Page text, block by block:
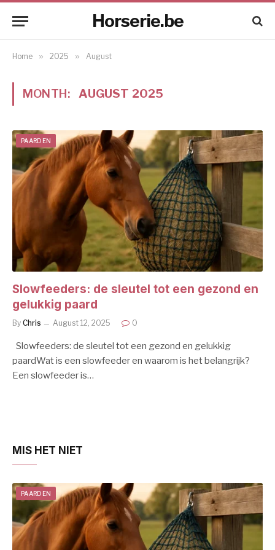
Horserie.be
Home » 2025 » August
MONTH: AUGUST 2025
PAARDEN
Slowfeeders: de sleutel tot een gezond en
gelukkig paard
By Chris August 12, 2025 0
Slowfeeders: de sleutel tot een gezond en gelukkig
paardWat is een slowfeeder en waarom is het belangrijk?
Een slowfeeder is…
MIS HET NIET
PAARDEN